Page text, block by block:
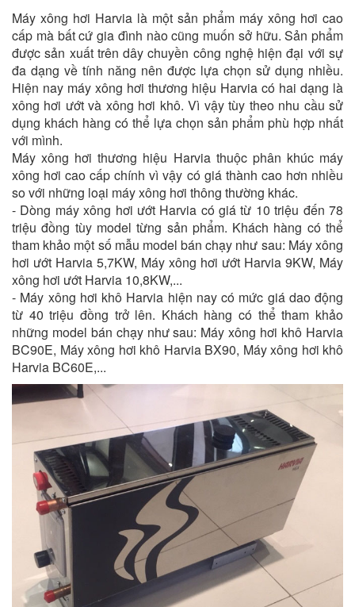
Máy xông hơi Harvia là một sản phẩm máy xông hơi cao
cấp mà bất cứ gia đình nào cũng muốn sở hữu. Sản phẩm
được sản xuất trên dây chuyền công nghệ hiện đại với sự
đa dạng về tính năng nên được lựa chọn sử dụng nhiều.
Hiện nay máy xông hơi thương hiệu Harvia có hai dạng là
xông hơi ướt và xông hơi khô. Vì vậy tùy theo nhu cầu sử
dụng khách hàng có thể lựa chọn sản phẩm phù hợp nhất
với mình.
Máy xông hơi thương hiệu Harvia thuộc phân khúc máy
xông hơi cao cấp chính vì vậy có giá thành cao hơn nhiều
so với những loại máy xông hơi thông thường khác.
- Dòng máy xông hơi ướt Harvia có giá từ 10 triệu đến 78
triệu đồng tùy model từng sản phẩm. Khách hàng có thể
tham khảo một số mẫu model bán chạy như sau: Máy xông
hơi ướt Harvia 5,7KW, Máy xông hơi ướt Harvia 9KW, Máy
xông hơi ướt Harvia 10,8KW,...
- Máy xông hơi khô Harvia hiện nay có mức giá dao động
từ 40 triệu đồng trở lên. Khách hàng có thể tham khảo
những model bán chạy như sau: Máy xông hơi khô Harvia
BC90E, Máy xông hơi khô Harvia BX90, Máy xông hơi khô
Harvia BC60E,...